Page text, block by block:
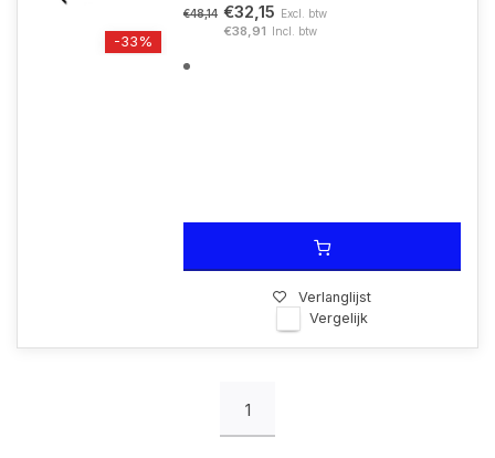
-33%
€48,14 €32,15 Excl. btw
€38,91 Incl. btw
Verlanglijst
Vergelijk
1